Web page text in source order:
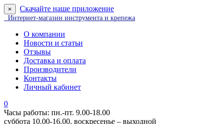
× Скачайте наше приложение
Интернет-магазин инструмента и крепежа
О компании
Новости и статьи
Отзывы
Доставка и оплата
Производители
Контакты
Личный кабинет
0
Часы работы: пн.-пт. 9.00-18.00
суббота 10.00-16.00, воскресенье – выходной